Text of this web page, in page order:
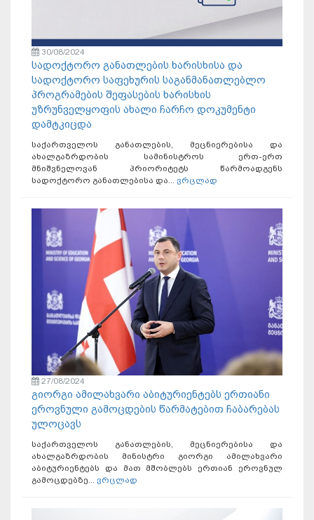
30/08/2024
სადოქტორო განათლების ხარისხისა და
სადოქტორო საფეხურის საგანმანათლებლო
პროგრამების შეფასების ხარისხის
უზრუნველყოფის ახალი ჩარჩო დოკუმენტი
დამტკიცდა
საქართველოს განათლების, მეცნიერებისა და
ახალგაზრდობის სამინისტროს ერთ-ერთ
მნიშვნელოვან პრიორიტეტს წარმოადგენს
სადოქტორო განათლებისა და... ვრცლად
27/08/2024
გიორგი ამილახვარი აბიტურიენტებს ერთიანი
ეროვნული გამოცდების წარმატებით ჩაბარებას
ულოცავს
საქართველოს განათლების, მეცნიერებისა და
ახალგაზრდობის მინისტრი გიორგი ამილახვარი
აბიტურიენტებს და მათ მშობლებს ერთიან ეროვნულ
გამოცდებზე... ვრცლად